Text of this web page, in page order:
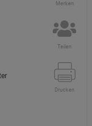
Merken
Teilen
Drucken